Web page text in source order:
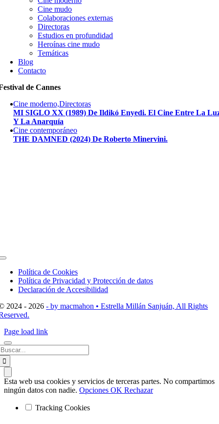
Cine mudo
Colaboraciones externas
Directoras
Estudios en profundidad
Heroínas cine mudo
Temáticas
Blog
Contacto
de Cannes
Cine moderno,Directoras
MI SIGLO XX (1989) De Ildikó Enyedi. El Cine Entre La
Y La Anarquía
Cine contemporáneo
THE DAMNED (2024) De Roberto Minervini.
Toggle
NavigationPolítica de Cookies
Política de Privacidad y Protección de datos
Declaración de Accesibilidad
2024 - 2026- by macmahon • Estrella Millán Sanjuán, All Rights
Page load link
Esta web usa cookies y servicios de terceras partes. No compartimos
ningún datos con nadie. Opciones OK Rechazar
Tracking Cookies